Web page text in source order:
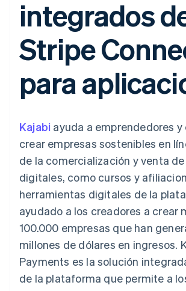
pago
Acceso a más
Terminal
Pagos en
Authorization
Boost
Link
Proceso de
compra
acelerado
Financial
Datos de ctas.
financieras
Recognition
Automatización
contable
Stripe Sigma
Informes
personalizados
Data Pipeline
Sincronización
de datos
Más
Descubre lo que viene
Radar
aplicación
Marketplaces
Gestión del dinero
Plataformas
SaaS
Por sector
Empresas de IA
Economía de los
creadores
Videojuegos
Hostelería, viajes y ocio
Seguros
Medios de
comunicación y
entretenimiento
Entidades sin ánimo de
lucro
Servicios para
profesionales
Sector público
Comercio minorista
suscripciones
Ofrecer facturación
basada en el consumo
Emitir tarjetas virtuales
con stablecoins
Aprovisiona y gestiona
servicios con agentes
Recursos
Integraciones de
aplicaciones
Muestras de código
Blog de
desarrolladores
Estado de la API
Hoja de ruta del
producto
Stripe Sessions:
nuestro evento anual
Empleo
Sala de prensa
Stripe Press
Contacta con ventas
Conviértete en socio
integrados
Stripe
para
Kajabi ayuda a emprendedores y
crear empresas sostenibles en
de la comercialización y venta
digitales, como cursos y
herramientas digitales de la
ayudado a los creadores a crear
100.000 empresas que han
millones de dólares en ingresos.
Payments es la solución
de la plataforma que permite a